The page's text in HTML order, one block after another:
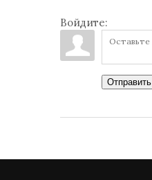
Войдите:
Отправить